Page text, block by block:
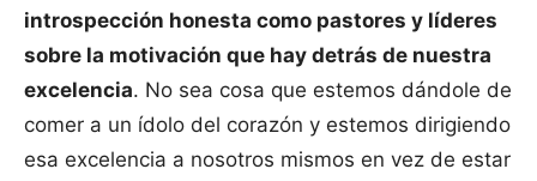
introspección honesta como pastores y líderes
sobre la motivación que hay detrás de nuestra
excelencia. No sea cosa que estemos dándole de
comer a un ídolo del corazón y estemos dirigiendo
esa excelencia a nosotros mismos en vez de estar